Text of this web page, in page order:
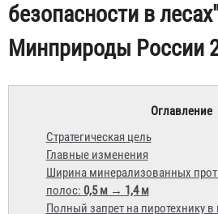
безопасности в
Минприроды России
Оглавление
Стратегическая цель
Главные изменения
Ширина минерализованных
полос: 0,5 м → 1,4 м
Полный запрет на пиротехнику